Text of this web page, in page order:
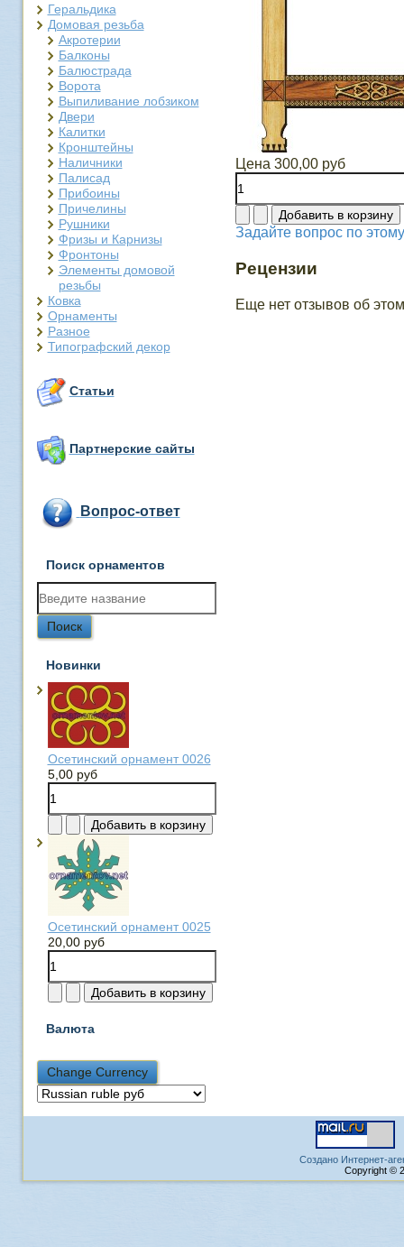
Геральдика
Домовая резьба
Акротерии
Балконы
Балюстрада
Ворота
Выпиливание лобзиком
Двери
Калитки
Кронштейны
Наличники
Палисад
Прибоины
Причелины
Рушники
Фризы и Карнизы
Фронтоны
Элементы домовой
резьбы
Ковка
Орнаменты
Разное
Типографский декор
Статьи
Партнерские сайты
Вопрос-ответ
Поиск орнаментов
Новинки
Осетинский орнамент 0026
5,00 руб
Осетинский орнамент 0025
20,00 руб
Валюта
Цена 300,00 руб
Задайте вопрос по
Рецензии
Еще нет отзывов об
Создано Интернет-
Copyright ©